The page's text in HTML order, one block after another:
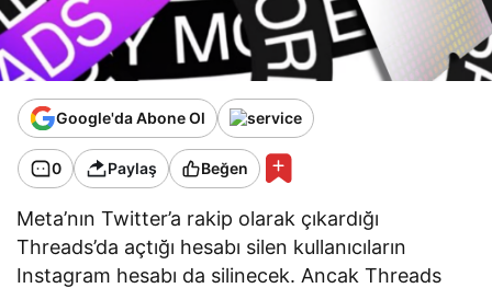
Google'da Abone Ol
0 Paylaş Beğen
Meta’nın Twitter’a rakip olarak çıkardığı
Threads’da açtığı hesabı silen kullanıcıların
Instagram hesabı da silinecek. Ancak Threads